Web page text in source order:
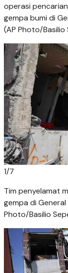
operasi
gempa bumi di
(AP Photo/Basilio
1/7
Tim penyelamat
gempa di General
Photo/Basilio